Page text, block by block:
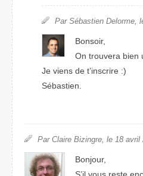
Par Sébastien Delorme,
Bonsoir,
On trouvera bien
Je viens de t’inscrire :)
Sébastien.
Par Claire Bizingre, le 18 avril
Bonjour,